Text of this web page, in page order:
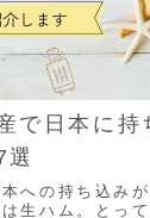
で日本に持
選
への持ち込み
生ハム。とっ